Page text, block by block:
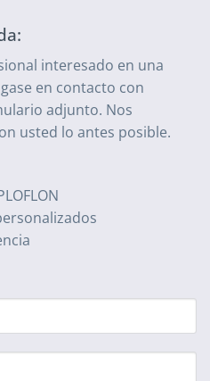
interesado en una
en contacto con
adjunto. Nos
usted lo antes posible.